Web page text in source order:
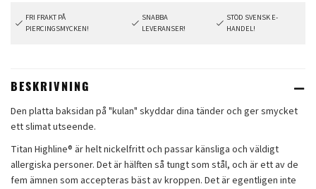
FRI FRAKT PÅ
PIERCINGSMYCKEN!
SNABBA
LEVERANSER!
STÖD SVENSK E-
HANDEL!
BESKRIVNING
Den platta baksidan på "kulan" skyddar dina tänder och ger smycket
ett slimat utseende.
Titan Highline® är helt nickelfritt och passar känsliga och väldigt
allergiska personer. Det är hälften så tungt som stål, och är ett av de
fem ämnen som accepteras bäst av kroppen. Det är egentligen inte